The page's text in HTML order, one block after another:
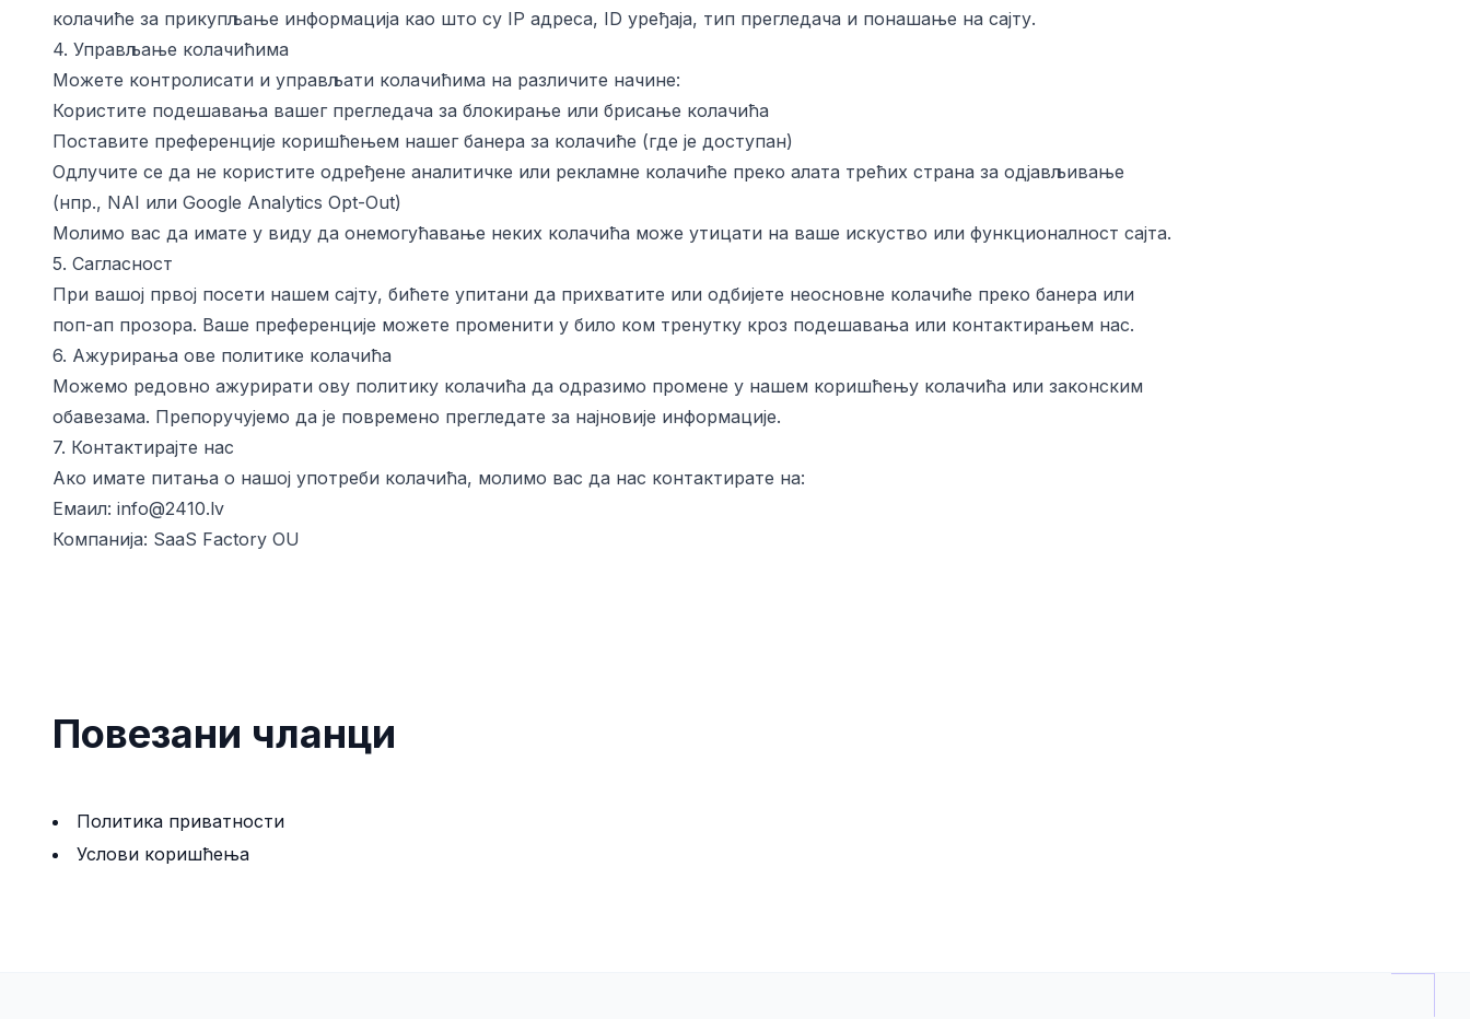
колачиће за прикупљање информација као што су IP адреса, ID уређаја, тип прегледача и понашање на сајту.
4. Управљање колачићима
Можете контролисати и управљати колачићима на различите начине:
Користите подешавања вашег прегледача за блокирање или брисање колачића
Поставите преференције коришћењем нашег банера за колачиће (где је доступан)
Одлучите се да не користите одређене аналитичке или рекламне колачиће преко алата трећих страна за одјављивање
(нпр., NAI или Google Analytics Opt-Out)
Молимо вас да имате у виду да онемогућавање неких колачића може утицати на ваше искуство или функционалност сајта.
5. Сагласност
При вашој првој посети нашем сајту, бићете упитани да прихватите или одбијете неосновне колачиће преко банера или
поп-ап прозора. Ваше преференције можете променити у било ком тренутку кроз подешавања или контактирањем нас.
6. Ажурирања ове политике колачића
Можемо редовно ажурирати ову политику колачића да одразимо промене у нашем коришћењу колачића или законским
обавезама. Препоручујемо да је повремено прегледате за најновије информације.
7. Контактирајте нас
Ако имате питања о нашој употреби колачића, молимо вас да нас контактирате на:
Емаил: info@2410.lv
Компанија: SaaS Factory OU
Повезани чланци
Политика приватности
Услови коришћења